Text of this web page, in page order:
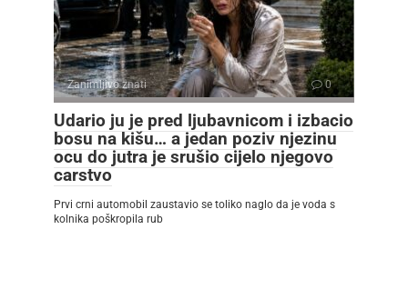
Zanimljivo znati 0
Udario ju je pred ljubavnicom i izbacio
bosu na kišu… a jedan poziv njezinu
ocu do jutra je srušio cijelo njegovo
carstvo
Prvi crni automobil zaustavio se toliko naglo da je voda s
kolnika poškropila rub